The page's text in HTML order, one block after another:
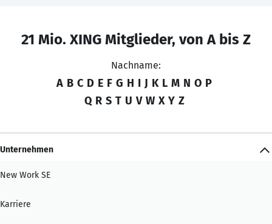
21 Mio. XING Mitglieder, von A bis Z
Nachname:
A B C D E F G H I J K L M N O P
Q R S T U V W X Y Z
Unternehmen
New Work SE
Karriere